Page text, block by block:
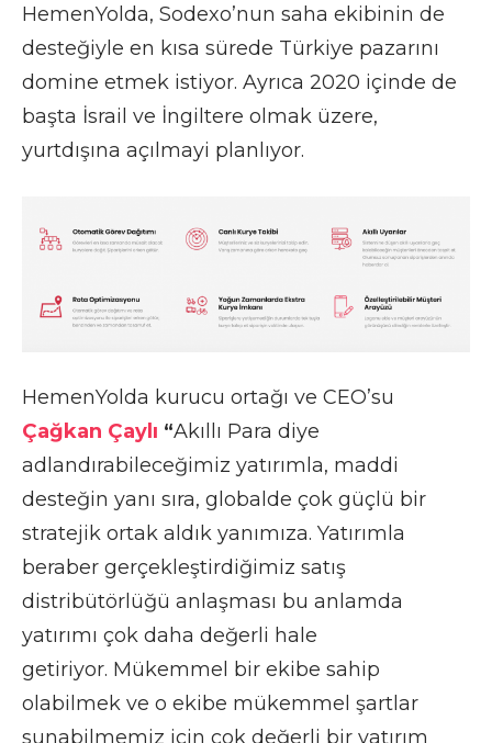
HemenYolda, Sodexo’nun saha ekibinin de
desteğiyle en kısa sürede Türkiye pazarını
domine etmek istiyor. Ayrıca 2020 içinde de
başta İsrail ve İngiltere olmak üzere,
yurtdışına açılmayi planlıyor.
HemenYolda kurucu ortağı ve CEO’su
Çağkan Çaylı “Akıllı Para diye
adlandırabileceğimiz yatırımla, maddi
desteğin yanı sıra, globalde çok güçlü bir
stratejik ortak aldık yanımıza. Yatırımla
beraber gerçekleştirdiğimiz satış
distribütörlüğü anlaşması bu anlamda
yatırımı çok daha değerli hale
getiriyor. Mükemmel bir ekibe sahip
olabilmek ve o ekibe mükemmel şartlar
sunabilmemiz için çok değerli bir yatırım